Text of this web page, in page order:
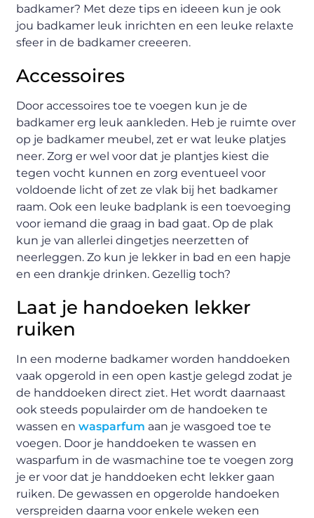
badkamer? Met deze tips en ideeen kun je ook
jou badkamer leuk inrichten en een leuke relaxte
sfeer in de badkamer creeeren.
Accessoires
Door accessoires toe te voegen kun je de
badkamer erg leuk aankleden. Heb je ruimte over
op je badkamer meubel, zet er wat leuke platjes
neer. Zorg er wel voor dat je plantjes kiest die
tegen vocht kunnen en zorg eventueel voor
voldoende licht of zet ze vlak bij het badkamer
raam. Ook een leuke badplank is een toevoeging
voor iemand die graag in bad gaat. Op de plak
kun je van allerlei dingetjes neerzetten of
neerleggen. Zo kun je lekker in bad en een hapje
en een drankje drinken. Gezellig toch?
Laat je handoeken lekker
ruiken
In een moderne badkamer worden handdoeken
vaak opgerold in een open kastje gelegd zodat je
de handdoeken direct ziet. Het wordt daarnaast
ook steeds populairder om de handoeken te
wassen enwasparfum aan je wasgoed toe te
voegen. Door je handdoeken te wassen en
wasparfum in de wasmachine toe te voegen zorg
je er voor dat je handdoeken echt lekker gaan
ruiken. De gewassen en opgerolde handoeken
verspreiden daarna voor enkele weken een